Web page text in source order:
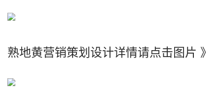
熟地黄营销策划设计详情请点击图片 》